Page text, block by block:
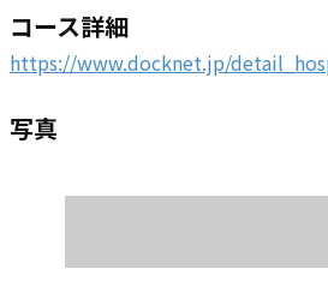
コース詳細
https://www.docknet.jp/
写真